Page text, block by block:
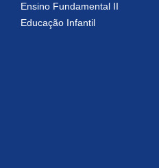
Ensino Fundamental II
Educação Infantil